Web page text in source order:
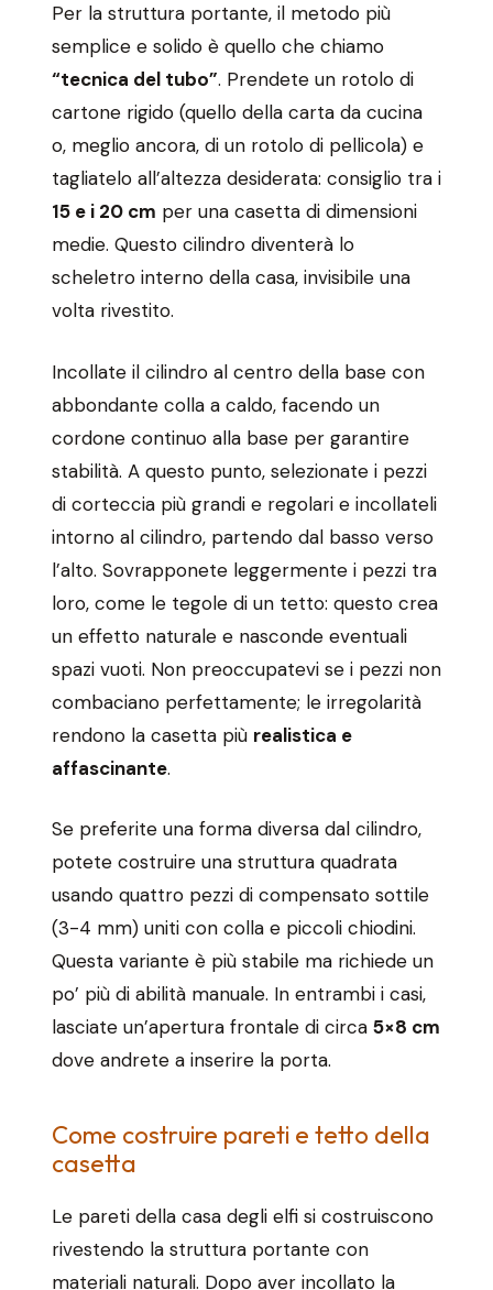
Per la struttura portante, il metodo più
semplice e solido è quello che chiamo
“tecnica del tubo”. Prendete un rotolo di
cartone rigido (quello della carta da cucina
o, meglio ancora, di un rotolo di pellicola) e
tagliatelo all’altezza desiderata: consiglio tra i
15 e i 20 cm per una casetta di dimensioni
medie. Questo cilindro diventerà lo
scheletro interno della casa, invisibile una
volta rivestito.
Incollate il cilindro al centro della base con
abbondante colla a caldo, facendo un
cordone continuo alla base per garantire
stabilità. A questo punto, selezionate i pezzi
di corteccia più grandi e regolari e incollateli
intorno al cilindro, partendo dal basso verso
l’alto. Sovrapponete leggermente i pezzi tra
loro, come le tegole di un tetto: questo crea
un effetto naturale e nasconde eventuali
spazi vuoti. Non preoccupatevi se i pezzi non
combaciano perfettamente; le irregolarità
rendono la casetta più realistica e
affascinante.
Se preferite una forma diversa dal cilindro,
potete costruire una struttura quadrata
usando quattro pezzi di compensato sottile
(3-4 mm) uniti con colla e piccoli chiodini.
Questa variante è più stabile ma richiede un
po’ più di abilità manuale. In entrambi i casi,
lasciate un’apertura frontale di circa 5×8 cm
dove andrete a inserire la porta.
Come costruire pareti e tetto della
casetta
Le pareti della casa degli elfi si costruiscono
rivestendo la struttura portante con
materiali naturali. Dopo aver incollato la